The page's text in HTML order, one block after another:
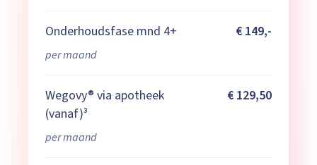
Onderhoudsfase mnd 4+
per maand
€ 149,-
Wegovy® via apotheek
(vanaf)³
per maand
€ 129,50